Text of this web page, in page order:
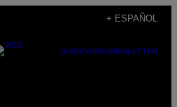
+ ESPAÑOL
SUBSCRIBENEWSLETTER